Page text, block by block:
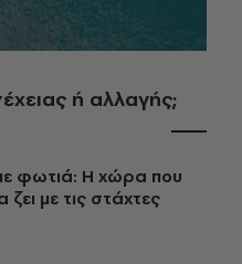
ή αλλαγής;
φωτιά: Η χώρα που
ζει με τις στάχτες